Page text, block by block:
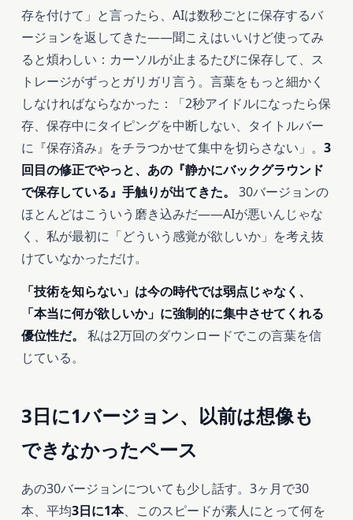
存を付けて」と言ったら、AIは数秒ごとに保存するバ
ージョンを返してきた――聞こえはいいけど使ってみ
ると煩わしい：カーソルが止まるたびに保存して、ス
トレージがずっとガリガリ言う。言葉をもっと細かく
しなければならなかった：「2秒アイドルになったら保
存、保存中にタイピングを中断しない、タイトルバー
に『保存済み』をチラつかせて集中を切らさない」。 3
回目の修正でやっと、あの『静かにバックグラウンド
で保存している』手触りが出てきた。
30バージョンの
ほとんどはこういう磨き込みだ――AIが悪いんじゃな
く、私が最初に「どういう感覚が欲しいか」を考え抜
けていなかっただけ。
「技術を知らない」は今の時代では弱点じゃなく、
「本当に何が欲しいか」に強制的に集中させてくれる
優位性だ。
私は2万回のダウンロードでこの言葉を信
じている。
3日に1バージョン、以前は想像も
できなかったペース
あの30バージョンについても少し話す。3ヶ月で30
本、平均3日に1本、このスピードが素人にとって何を